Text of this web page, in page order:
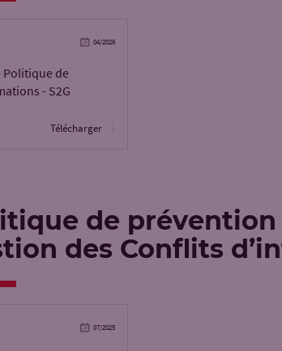
04/2026
Politique de
- S2G
Télécharger
de prévention
des Conflits
07/2025